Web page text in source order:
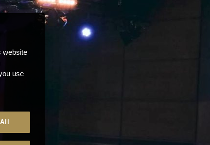
website
use